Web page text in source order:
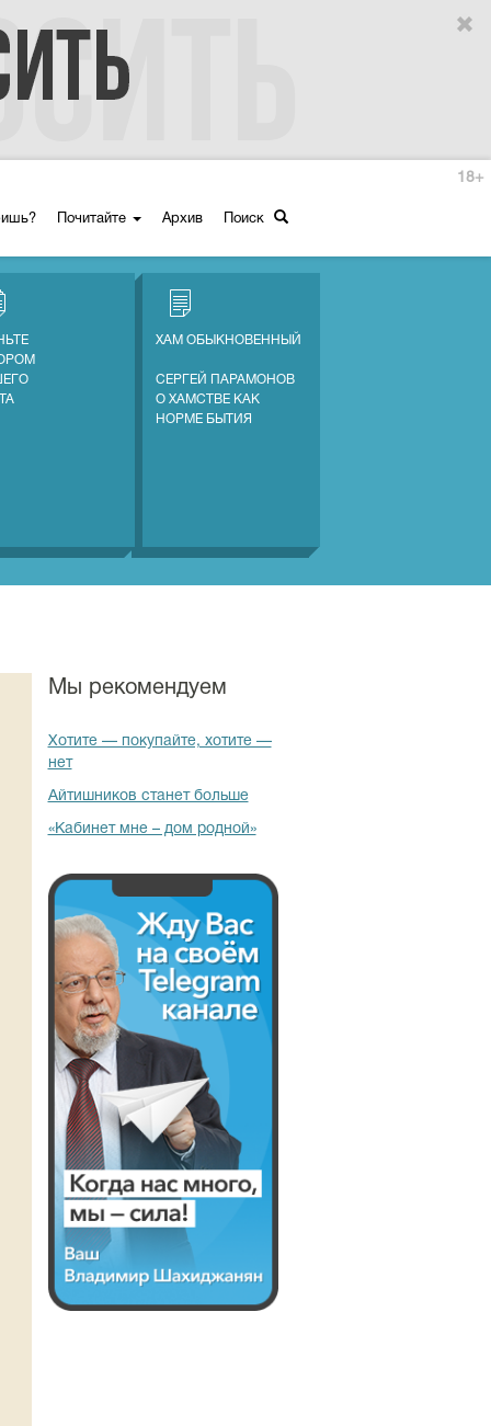
Почитайте Архив Поиск
18+
ХАМ ОБЫКНОВЕННЫЙ
СЕРГЕЙ ПАРАМОНОВ
О ХАМСТВЕ КАК
НОРМЕ БЫТИЯ
Мы рекомендуем
Хотите — покупайте, хотите —
нет
Айтишников станет больше
«Кабинет мне – дом родной»